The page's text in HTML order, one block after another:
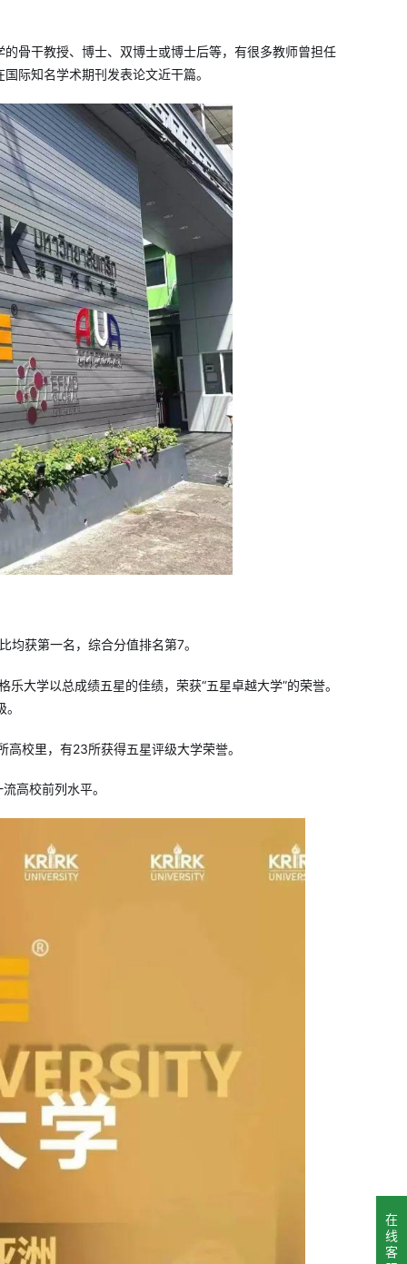
骨干教授、博士、双博士或博士后等，有很多教师曾担任
际知名学术期刊发表论文近干篇。
获第一名，综合分值排名第7。
乐大学以总成绩五星的佳绩，荣获“五星卓越大学”的荣誉。
校里，有23所获得五星评级大学荣誉。
高校前列水平。
在
线
客